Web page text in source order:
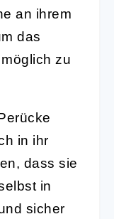
an ihrem
das
zu
in ihr
dass sie
in
sicher